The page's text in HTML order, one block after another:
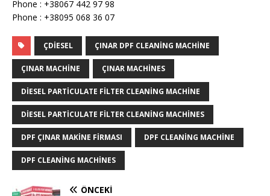
Phone : +38067 442 97 98
Phone : +38095 068 36 07
ÇDIESEL ÇINAR DPF CLEANING MACHINE
ÇINAR MACHINE ÇINAR MACHINES
DIESEL PARTICULATE FILTER CLEANING MACHINE
DIESEL PARTICULATE FILTER CLEANING MACHINES
DPF ÇINAR MAKINE FIRMASI DPF CLEANING MACHINE
DPF CLEANING MACHINES
ÖNCEKI